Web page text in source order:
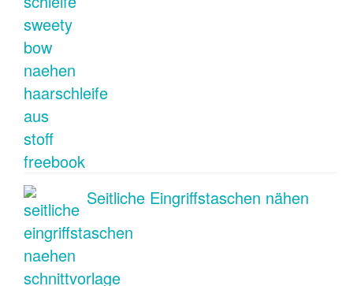
Seitliche Eingriffstaschen nähen